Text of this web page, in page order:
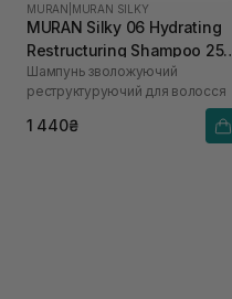
MURAN MURAN SILKY
MURAN Silky 06 Hydrating
Restructuring Shampoo 250
мл
Шампунь зволожуючий
реструктуруючий для волосся
1 440₴